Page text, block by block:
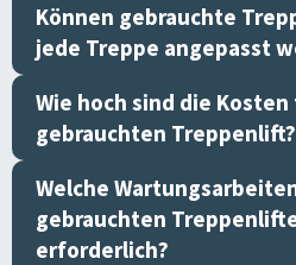
Können gebrauchte
jede Treppe angepasst
Wie hoch sind die
gebrauchten Treppenlift?
Welche
gebrauchten
erforderlich?